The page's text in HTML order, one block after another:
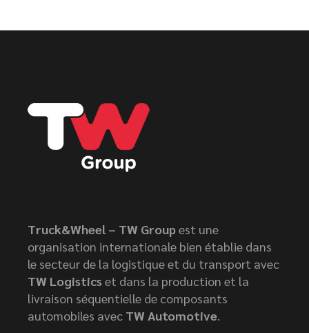
Truck&Wheel – TW Groupest une
organisation internationale bien établie dans
le secteur de la logistique et du transport avec
TW Logisticset dans la production et la
livraison séquentielle de composants
automobiles avec TW Automotive.